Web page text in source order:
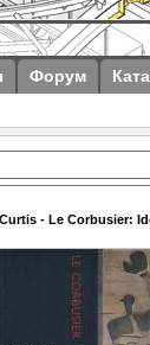
Форум
- Le Corbusier: